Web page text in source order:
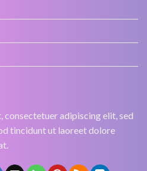
consectetuer adipiscing elit, sed
tincidunt ut laoreet dolore